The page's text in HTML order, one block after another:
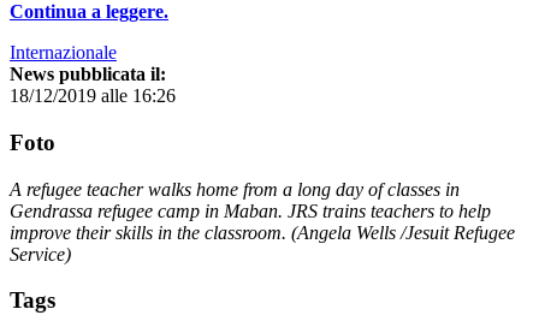
Continua a leggere.
Internazionale
News pubblicata il:
18/12/2019 alle 16:26
Foto
A refugee teacher walks home from a long day of classes in
Gendrassa refugee camp in Maban. JRS trains teachers to help
improve their skills in the classroom. (Angela Wells /Jesuit Refugee
Service)
Tags